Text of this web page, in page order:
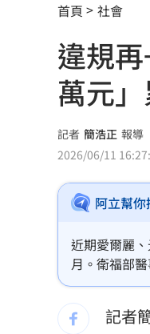
田路路
姜厚任
生技媲
47歲婦
林逸欣
重磅跨
他驚曝
慈濟
首頁 社會
違規
萬元
記者 簡浩正 報導
2026/06/11
阿立幫
近期愛爾麗
月。衛福部
光澤診所，
記者